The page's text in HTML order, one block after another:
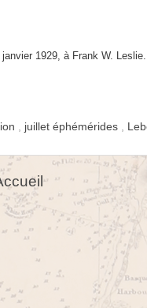
janvier 1929, à Frank W. Leslie.
juillet éphémérides